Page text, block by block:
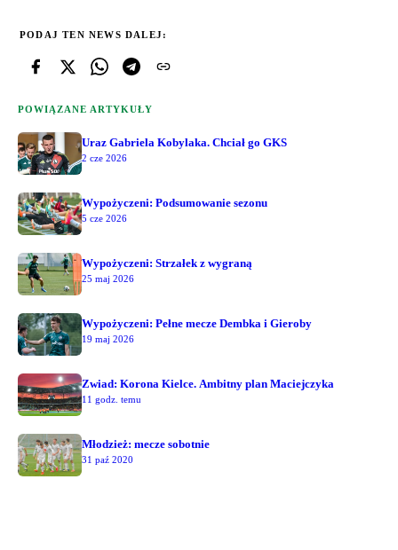
PODAJ TEN NEWS DALEJ:
POWIĄZANE ARTYKUŁY
Uraz Gabriela Kobylaka. Chciał go GKS
2 cze 2026
Wypożyczeni: Podsumowanie sezonu
5 cze 2026
Wypożyczeni: Strzałek z wygraną
25 maj 2026
Wypożyczeni: Pełne mecze Dembka i Gieroby
19 maj 2026
Zwiad: Korona Kielce. Ambitny plan Maciejczyka
11 godz. temu
Młodzież: mecze sobotnie
31 paź 2020